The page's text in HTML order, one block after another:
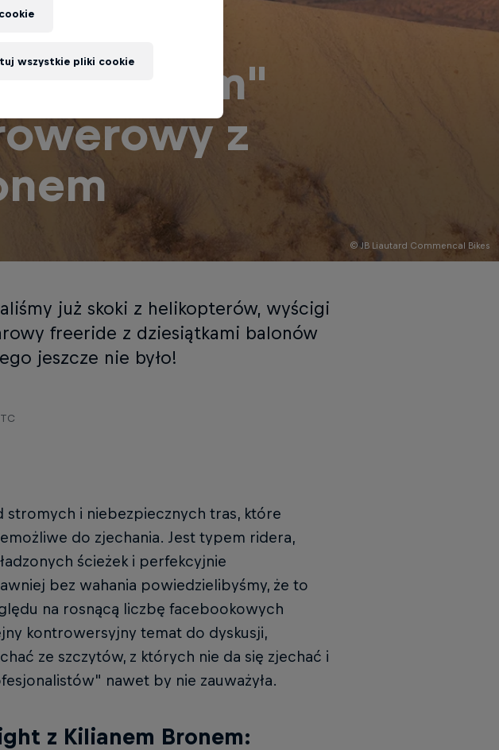
© JB Liautard Commencal Bikes
światłem"
z
już skoki z helikopterów, wyścigi
freeride z dziesiątkami balonów
jeszcze nie było!
i niebezpiecznych tras, które
do zjechania. Jest typem ridera,
ścieżek i perfekcyjnie
bez wahania powiedzielibyśmy, że to
na rosnącą liczbę facebookowych
kontrowersyjny temat do dyskusji,
ze szczytów, z których nie da się zjechać i
nawet by nie zauważyła.
z Kilianem Bronem:
wszystkie pliki cookie